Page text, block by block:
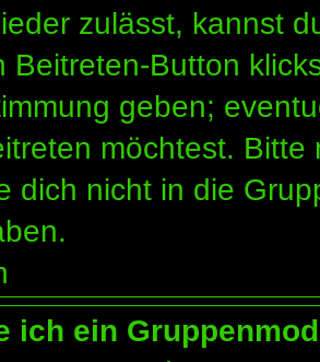
zulässt, kannst
Beitreten-Button
geben;
möchtest.
dich nicht in die
ich ein